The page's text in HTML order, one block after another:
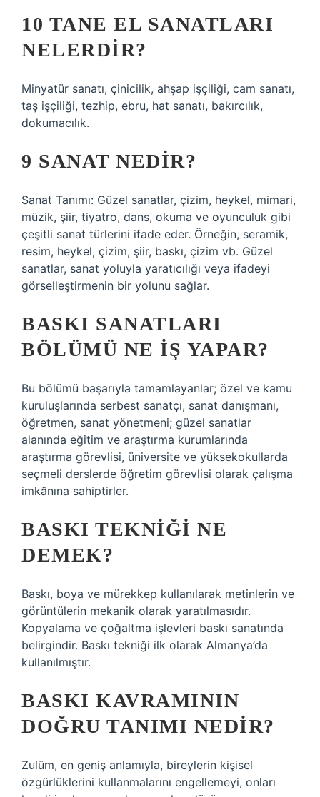
10 TANE EL SANATLARI
NELERDIR?
Minyatür sanatı, çinicilik, ahşap işçiliği, cam sanatı,
taş işçiliği, tezhip, ebru, hat sanatı, bakırcılık,
dokumacılık.
9 SANAT NEDIR?
Sanat Tanımı: Güzel sanatlar, çizim, heykel, mimari,
müzik, şiir, tiyatro, dans, okuma ve oyunculuk gibi
çeşitli sanat türlerini ifade eder. Örneğin, seramik,
resim, heykel, çizim, şiir, baskı, çizim vb. Güzel
sanatlar, sanat yoluyla yaratıcılığı veya ifadeyi
görselleştirmenin bir yolunu sağlar.
BASKI SANATLARI
BÖLÜMÜ NE IŞ YAPAR?
Bu bölümü başarıyla tamamlayanlar; özel ve kamu
kuruluşlarında serbest sanatçı, sanat danışmanı,
öğretmen, sanat yönetmeni; güzel sanatlar
alanında eğitim ve araştırma kurumlarında
araştırma görevlisi, üniversite ve yüksekokullarda
seçmeli derslerde öğretim görevlisi olarak çalışma
imkânına sahiptirler.
BASKI TEKNIĞI NE
DEMEK?
Baskı, boya ve mürekkep kullanılarak metinlerin ve
görüntülerin mekanik olarak yaratılmasıdır.
Kopyalama ve çoğaltma işlevleri baskı sanatında
belirgindir. Baskı tekniği ilk olarak Almanya’da
kullanılmıştır.
BASKI KAVRAMININ
DOĞRU TANIMI NEDIR?
Zulüm, en geniş anlamıyla, bireylerin kişisel
özgürlüklerini kullanmalarını engellemeyi, onları